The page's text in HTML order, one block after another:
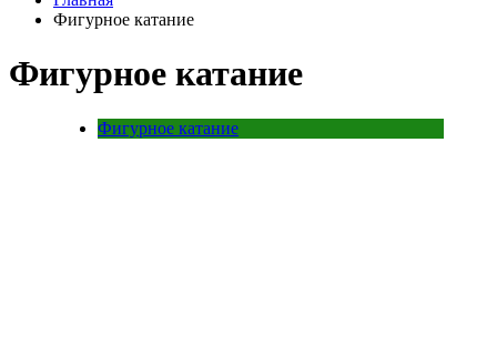
Фигурное катание
Фигурное катание
Фигурное катание